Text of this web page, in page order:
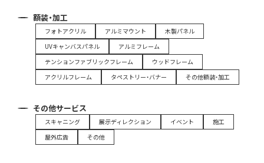
額装・加工
フォトアクリル アルミマウント
木製パネル
UVキャンバスパネル
アルミフレーム
テンションファブリックフレーム
ウッドフレーム
アクリルフレーム
タペストリー・バナー その他額装・加工
その他サービス
スキャニング 展示ディレクション イベント
施工
屋外広告
その他